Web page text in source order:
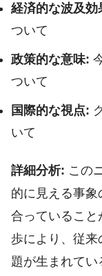
経済的な波及効
ついて
政策的な意味:
ついて
国際的な視点:
いて
詳細分析: この
的に見える事
合っていること
歩により、従来
題が生まれて